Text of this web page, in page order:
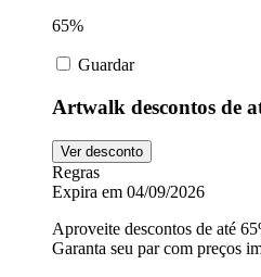
65%
Guardar
Artwalk descontos de
Ver desconto
Regras
Expira em 04/09/2026
Aproveite descontos de até
Garanta seu par com preços